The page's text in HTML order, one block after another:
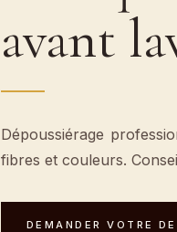
avant
Dépoussiérage
fibres et couleurs.
DEMANDER VOTRE